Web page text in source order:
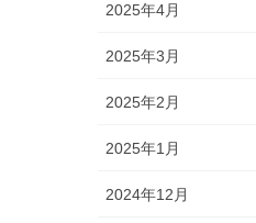
2025年4月
2025年3月
2025年2月
2025年1月
2024年12月